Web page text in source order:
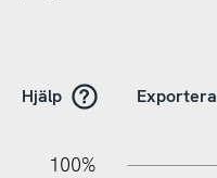
Hjälp Exportera
100%